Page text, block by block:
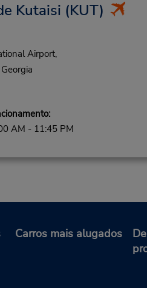
Kutaisi (KUT)
Airport,
Georgia
AM - 11:45 PM
Carros mais alugados